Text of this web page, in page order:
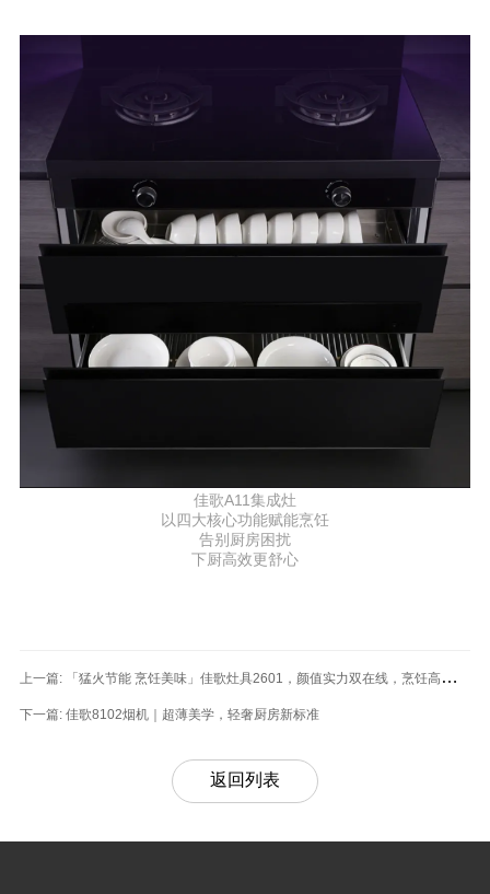
佳歌A11集成灶
以四大核心功能赋能烹饪
告别厨房困扰
下厨高效更舒心
上一篇: 「猛火节能 烹饪美味」佳歌灶具2601，颜值实力双在线，烹饪高效更
舒心！
下一篇: 佳歌8102烟机｜超薄美学，轻奢厨房新标准
返回列表